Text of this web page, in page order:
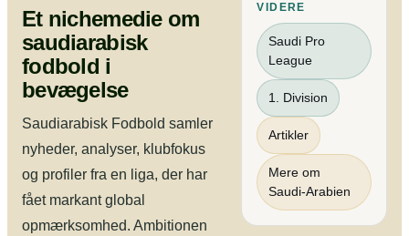
Et nichemedie om
saudiarabisk
fodbold i
bevægelse
Saudiarabisk Fodbold samler
nyheder, analyser, klubfokus
og profiler fra en liga, der har
fået markant global
opmærksomhed. Ambitionen
VIDERE
Saudi Pro
League
1. Division
Artikler
Mere om
Saudi-Arabien